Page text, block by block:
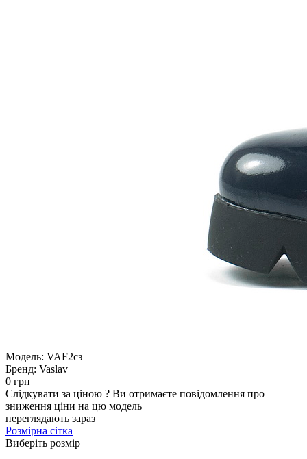
Модель: VAF2cз
Бренд: Vaslav
0 грн
Слідкувати за ціною ? Ви отримаєте повідомлення про
зниження ціни на цю модель
переглядають зараз
Розмірна сітка
Виберіть розмір